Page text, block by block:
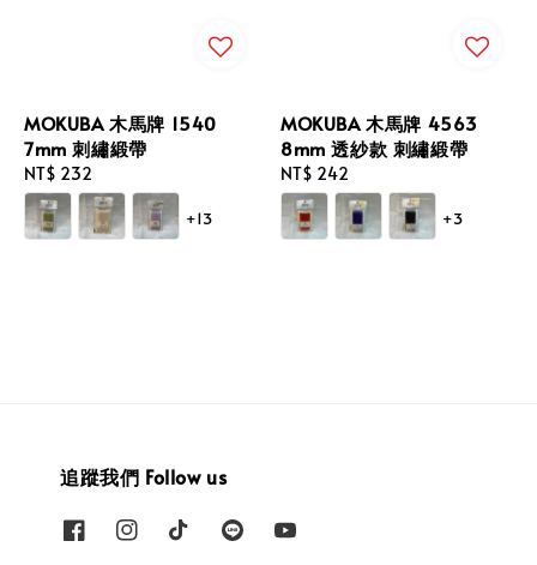
MOKUBA 木馬牌 1540
7mm 刺繡緞帶
Regular
price
NT$ 232
+13
MOKUBA 木馬牌 4563
8mm 透紗款 刺繡緞帶
Regular
price
NT$ 242
+3
追蹤我們 Follow us